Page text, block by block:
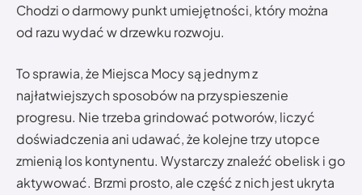
Chodzi o darmowy punkt umiejętności, który można
od razu wydać w drzewku rozwoju.
To sprawia, że Miejsca Mocy są jednym z
najłatwiejszych sposobów na przyspieszenie
progresu. Nie trzeba grindować potworów, liczyć
doświadczenia ani udawać, że kolejne trzy utopce
zmienią los kontynentu. Wystarczy znaleźć obelisk i go
aktywować. Brzmi prosto, ale część z nich jest ukryta